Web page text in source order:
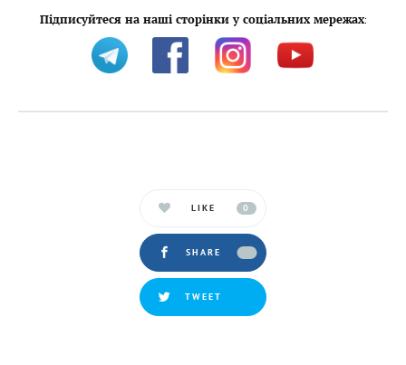
Підписуйтеся на наші сторінки у соціальних мережах:
LIKE 0
SHARE
TWEET